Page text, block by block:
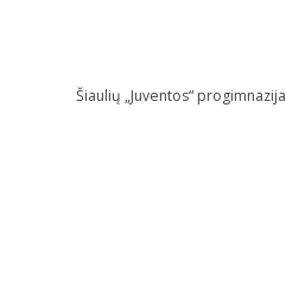
Šiaulių „Juventos“ progimnazija